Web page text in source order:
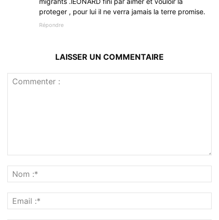
proteger , pour lui il ne verra jamais la terre promise.
Répondre
LAISSER UN COMMENTAIRE